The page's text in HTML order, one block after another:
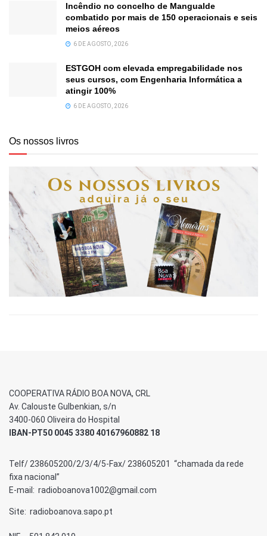
Incêndio no concelho de Mangualde
combatido por mais de 150 operacionais e seis
meios aéreos
6 DE AGOSTO, 2026
ESTGOH com elevada empregabilidade nos
seus cursos, com Engenharia Informática a
atingir 100%
6 DE AGOSTO, 2026
Os nossos livros
COOPERATIVA RÁDIO BOA NOVA, CRL
Av. Calouste Gulbenkian, s/n
3400-060 Oliveira do Hospital
IBAN-PT50 0045 3380 40167960882 18
Telf/ 238605200/2/3/4/5-Fax/ 238605201 “chamada da rede
fixa nacional”
E-mail: radioboanova1002@gmail.com
Site: radioboanova.sapo.pt